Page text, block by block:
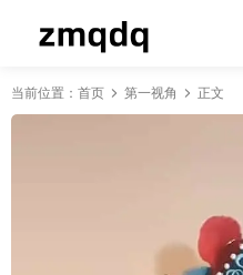
当前位置： 首页 第一视角 正文